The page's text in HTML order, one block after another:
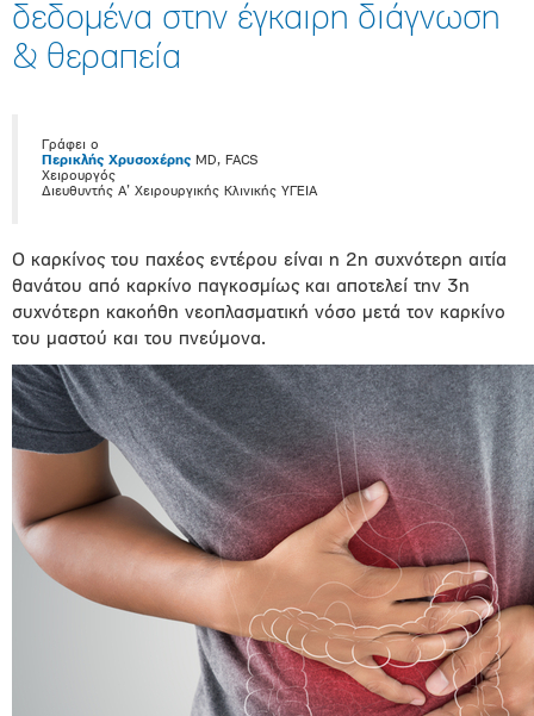
δεδομένα στην έγκαιρη διάγνωση
& θεραπεία
Γράφει ο
Περικλής Χρυσοχέρης MD, FACS
Χειρουργός
Διευθυντής Α’ Χειρουργικής Κλινικής ΥΓΕΙΑ
Ο καρκίνος του παχέος εντέρου είναι η 2η συχνότερη αιτία
θανάτου από καρκίνο παγκοσμίως και αποτελεί την 3η
συχνότερη κακοήθη νεοπλασματική νόσο μετά τον καρκίνο
του μαστού και του πνεύμονα.